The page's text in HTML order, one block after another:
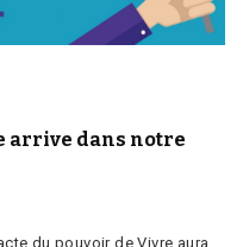
arrive dans notre
du pouvoir de Vivre aura